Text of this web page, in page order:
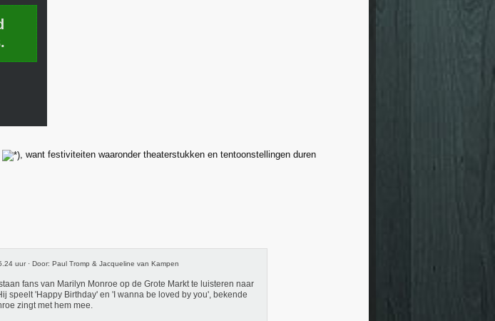
, want festiviteiten waaronder theaterstukken en tentoonstellingen duren
uur · Door: Paul Tromp & Jacqueline van Kampen
fans van Marilyn Monroe op de Grote Markt te luisteren naar
speelt 'Happy Birthday' en 'I wanna be loved by you', bekende
zingt met hem mee.